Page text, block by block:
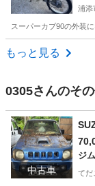
浦添
スーパーカブ90の外装
沖縄 浦添市
もっと見る
0305さんのそ
中古車
ジ
てだ